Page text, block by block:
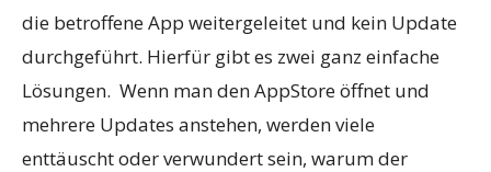
die betroffene App weitergeleitet und kein Update
durchgeführt. Hierfür gibt es zwei ganz einfache
Lösungen. Wenn man den AppStore öffnet und
mehrere Updates anstehen, werden viele
enttäuscht oder verwundert sein, warum der